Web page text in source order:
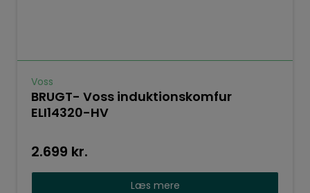
Voss
BRUGT- Voss induktionskomfur
ELI14320-HV
2.699 kr.
Læs mere